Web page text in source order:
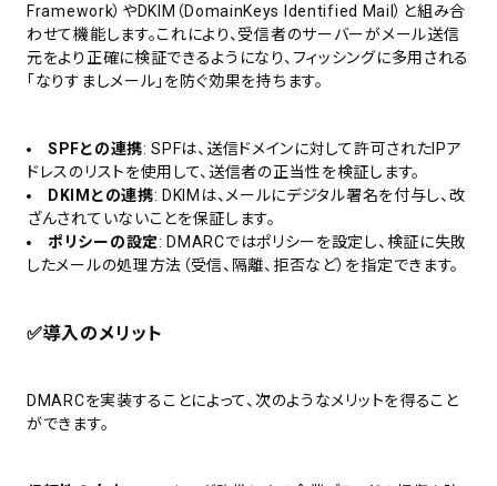
Framework）やDKIM（DomainKeys Identified Mail）と組み合
わせて機能します。これにより、受信者のサーバーがメール送信
元をより正確に検証できるようになり、フィッシングに多用される
「なりすましメール」を防ぐ効果を持ちます。
SPFとの連携: SPFは、送信ドメインに対して許可されたIPア
ドレスのリストを使用して、送信者の正当性を検証します。
DKIMとの連携: DKIMは、メールにデジタル署名を付与し、改
ざんされていないことを保証します。
ポリシーの設定: DMARCではポリシーを設定し、検証に失敗
したメールの処理方法（受信、隔離、拒否など）を指定できます。
✅導入のメリット
DMARCを実装することによって、次のようなメリットを得ること
ができます。